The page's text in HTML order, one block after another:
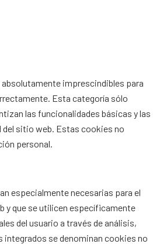
imprescindibles para
Esta categoría sólo
las funcionalidades básicas y las
sitio web. Estas cookies no
personal.
especialmente necesarias para el
y que se utilicen específicamente
del usuario a través de análisis,
se denominan cookies no